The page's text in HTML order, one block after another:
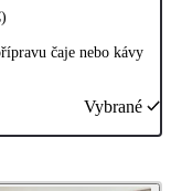
čaje nebo kávy
Vybrané